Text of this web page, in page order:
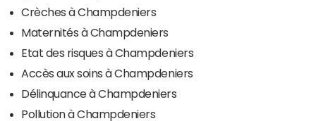
Crèches à Champdeniers
Maternités à Champdeniers
Etat des risques à Champdeniers
Accès aux soins à Champdeniers
Délinquance à Champdeniers
Pollution à Champdeniers